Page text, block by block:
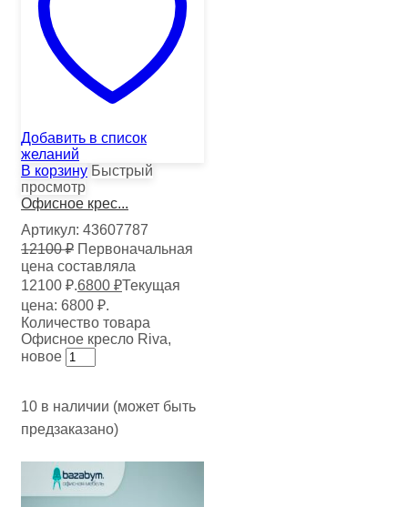
Добавить в список
желаний
В корзину Быстрый
просмотр
Офисное крес...
Артикул: 43607787
12100₽ Первоначальная
цена составляла
12100 ₽.6800 ₽Текущая
цена: 6800 ₽.
Количество товара
Офисное кресло Riva,
новое
10 в наличии (может быть
предзаказано)